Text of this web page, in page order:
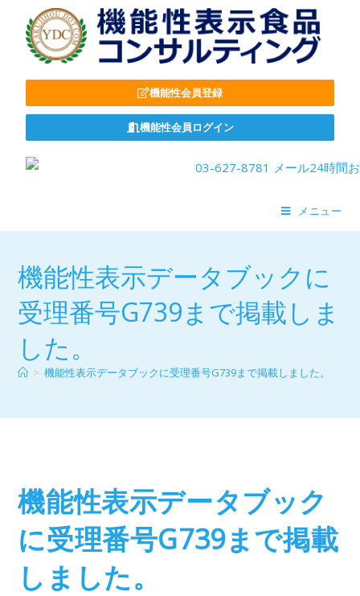
機能性会員登録
機能性会員ログイン
メニュー
機能性表示データブックに
受理番号G739まで掲載しま
した。
> 機能性表示データブックに受理番号G739まで掲載しました。
機能性表示データブック
に受理番号G739まで掲載
しました。